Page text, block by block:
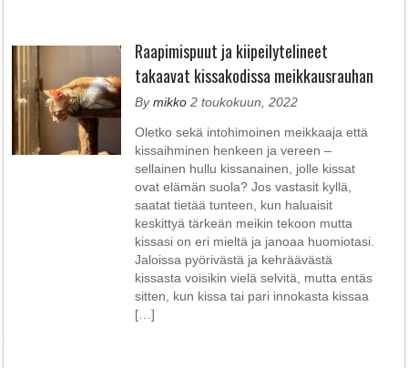
Raapimispuut ja kiipeilytelineet
takaavat kissakodissa meikkausrauhan
Bymikko 2 toukokuun, 2022
Oletko sekä intohimoinen meikkaaja että
kissaihminen henkeen ja vereen –
sellainen hullu kissanainen, jolle kissat
ovat elämän suola? Jos vastasit kyllä,
saatat tietää tunteen, kun haluaisit
keskittyä tärkeän meikin tekoon mutta
kissasi on eri mieltä ja janoaa huomiotasi.
Jaloissa pyörivästä ja kehräävästä
kissasta voisikin vielä selvitä, mutta entäs
sitten, kun kissa tai pari innokasta kissaa
[…]